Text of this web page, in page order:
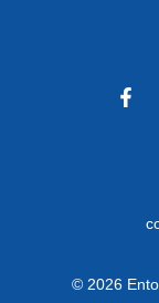
© 2026